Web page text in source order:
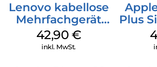
Lenovo kabellose
Mehrfachgerät
Luna Grey
42,90 €
inkl. MwSt.
Plus